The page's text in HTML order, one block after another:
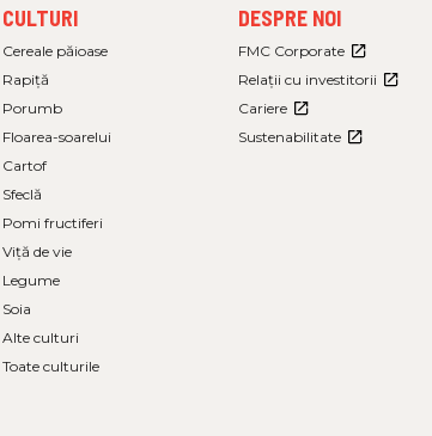
FOOTER
MENU
CULTURI
Cereale păioase
Rapiţă
Porumb
Floarea-soarelui
Cartof
Sfeclă
Pomi fructiferi
Viță de vie
Legume
Soia
Alte culturi
Toate culturile
FOOTER
MENU
DESPRE NOI
FMC Corporate
Relații cu investitorii
Cariere
Sustenabilitate